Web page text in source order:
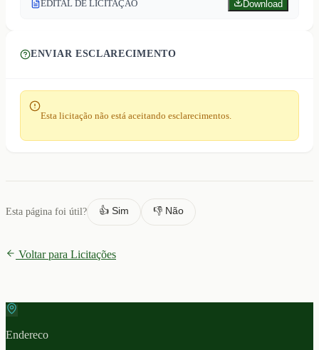
EDITAL DE LICITAÇÃO Download
ENVIAR ESCLARECIMENTO
Esta licitação não está aceitando esclarecimentos.
Esta página foi útil? 👍 Sim 👎 Não
Voltar para Licitações
Endereco